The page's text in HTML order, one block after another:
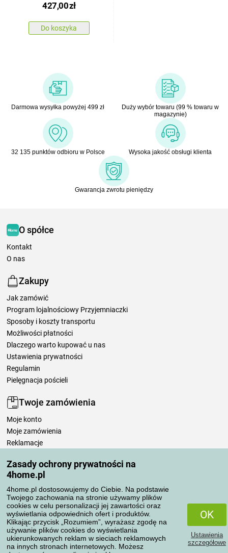
Zasady ochrony prywatności na
4home.pl
4home.pl dostosowujemy do Ciebie. Na podstawie
Twojego zachowania na stronie używamy plików
cookies w celu personalizacji jej zawartości oraz
wyświetlania odpowiednich ofert i produktów.
Klikając przycisk „Rozumiem”, wyrażasz zgodę na
używanie plików cookies do wyświetlania
ukierunkowanych reklam w sieciach reklamowych
na innych stronach internetowych. Możesz
OK
Ustawienia
szczegółowe
427,00zł
Do koszyka
Darmowa wysyłka powyżej 499 zł
Duży wybór towaru (99 % towaru w
magazynie)
32 135 punktów odbioru w Polsce Wysoka jakość obsługi klienta
Gwarancja zwrotu pieniędzy
O spółce
Kontakt
O nas
Zakupy
Jak zamówić
Program lojalnościowy Przyjemniaczki
Sposoby i koszty transportu
Możliwości płatności
Dlaczego warto kupować u nas
Ustawienia prywatności
Regulamin
Pielęgnacja pościeli
Twoje zamówienia
Moje konto
Moje zamówienia
Reklamacje
Zasady przetwarzania recenzji
Sposoby transportu
Metody płatności